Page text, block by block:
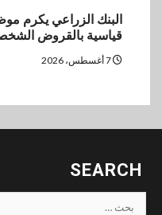
البنك الزراعي يكرم
قياسية بالقروض الشخصية
SEARCH